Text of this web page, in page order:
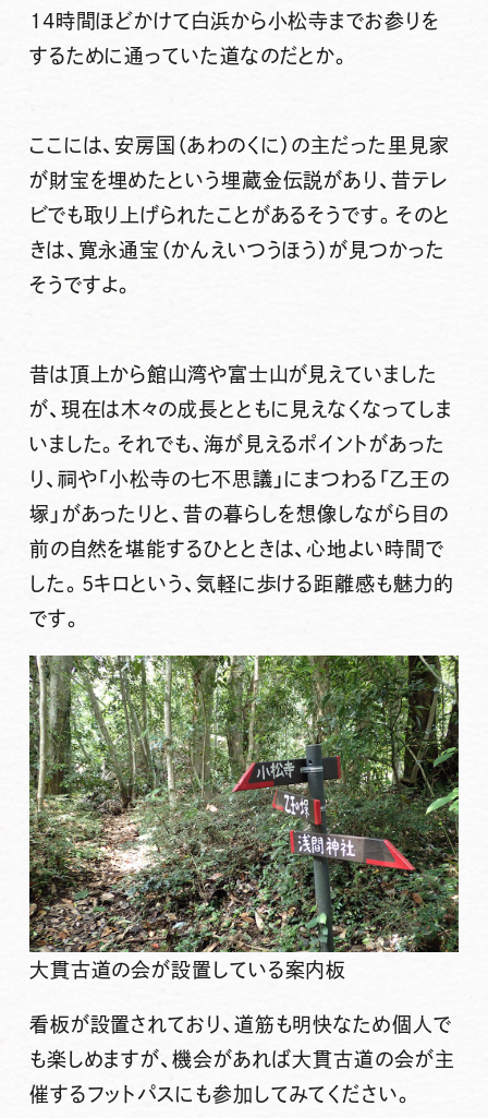
14時間ほどかけて白浜から小松寺までお参りを
するために通っていた道なのだとか。
ここには、安房国（あわのくに）の主だった里見家
が財宝を埋めたという埋蔵金伝説があり、昔テレ
ビでも取り上げられたことがあるそうです。そのと
きは、寛永通宝（かんえいつうほう）が見つかった
そうですよ。
昔は頂上から館山湾や富士山が見えていました
が、現在は木々の成長とともに見えなくなってしま
いました。それでも、海が見えるポイントがあった
り、祠や「小松寺の七不思議」にまつわる「乙王の
塚」があったりと、昔の暮らしを想像しながら目の
前の自然を堪能するひとときは、心地よい時間で
した。5キロという、気軽に歩ける距離感も魅力的
です。
大貫古道の会が設置している案内板
看板が設置されており、道筋も明快なため個人で
も楽しめますが、機会があれば大貫古道の会が主
催するフットパスにも参加してみてください。